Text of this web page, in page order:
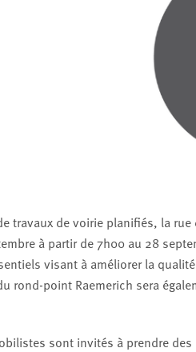
travaux de voirie planifiés, la rue
à partir de 7h00 au 28
visant à améliorer la
rond-point Raemerich sera
sont invités à prendre